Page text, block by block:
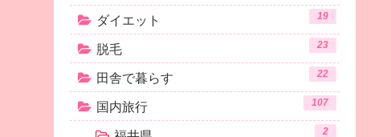
ダイエット 19
脱毛 23
田舎で暮らす 22
国内旅行 107
2